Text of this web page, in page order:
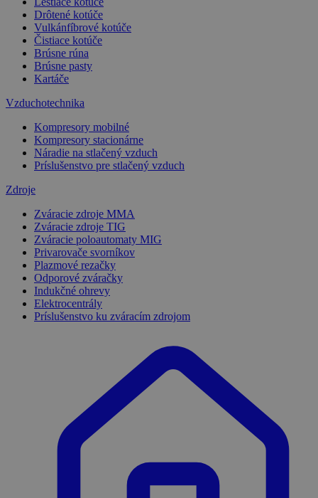
Drôtené kotúče
Vulkánfíbrové kotúče
Čistiace kotúče
Brúsne rúna
Brúsne pasty
Kartáče
Vzduchotechnika
Kompresory mobilné
Kompresory stacionárne
Náradie na stlačený vzduch
Príslušenstvo pre stlačený vzduch
Zdroje
Zváracie zdroje MMA
Zváracie zdroje TIG
Zváracie poloautomaty MIG
Privarovače svorníkov
Plazmové rezačky
Odporové zváračky
Indukčné ohrevy
Elektrocentrály
Príslušenstvo ku zváracím zdrojom